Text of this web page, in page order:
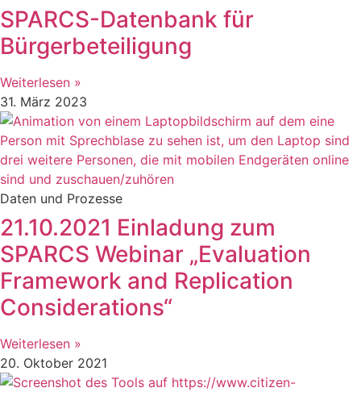
SPARCS-Datenbank für
Bürgerbeteiligung
Weiterlesen »
31. März 2023
Daten und Prozesse
21.10.2021 Einladung zum
SPARCS Webinar „Evaluation
Framework and Replication
Considerations“
Weiterlesen »
20. Oktober 2021